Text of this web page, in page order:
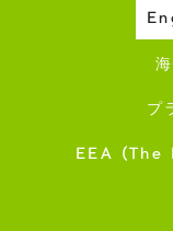
プ
EEA (The